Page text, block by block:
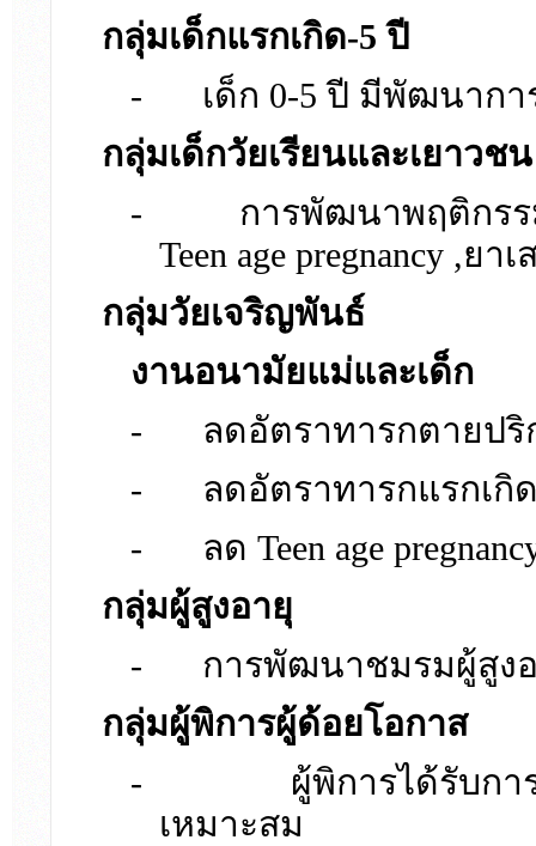
กลุ่มเด็กแรกเกิด-5 ปี
-
เด็ก 0-5 ปี มีพัฒนากา
กลุ่มเด็กวัยเรียนและเยาวชน
-
การพัฒนาพฤติกร
Teen age pregnancy ,ย
กลุ่มวัยเจริญพันธ์
งานอนามัยแม่และเด็ก
-
ลดอัตราทารกตายปริ
-
ลดอัตราทารกแรกเกิ
-
ลด Teen age
กลุ่มผู้สูงอายุ
-
การพัฒนาชมรมผู้สูง
กลุ่มผู้พิการผู้ด้อยโอกาส
-
ผู้พิการได้รับกา
เหมาะสม